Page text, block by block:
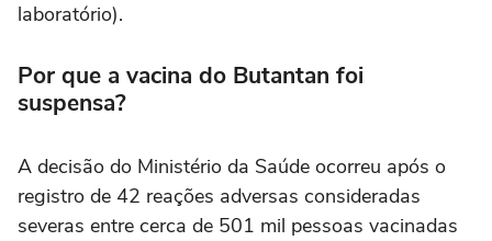
laboratório).
Por que a vacina do Butantan foi
suspensa?
A decisão do Ministério da Saúde ocorreu após o
registro de 42 reações adversas consideradas
severas entre cerca de 501 mil pessoas vacinadas